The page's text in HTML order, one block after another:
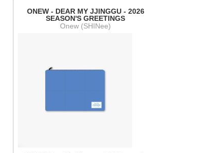
ONEW - DEAR MY JJINGGU - 2026
SEASON'S GREETINGS
Onew (SHINee)